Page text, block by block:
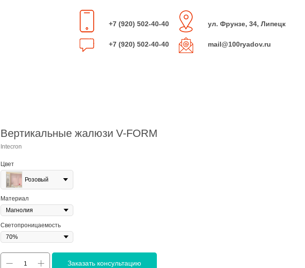
+7 (920) 502-40-40
+7 (920) 502-40-40
ул. Фрунзе, 34, Липецк
mail@100ryadov.ru
Вертикальные жалюзи V-FORM
Intecron
Цвет
Розовый
Материал
Светопроницаемость
Заказать консультацию